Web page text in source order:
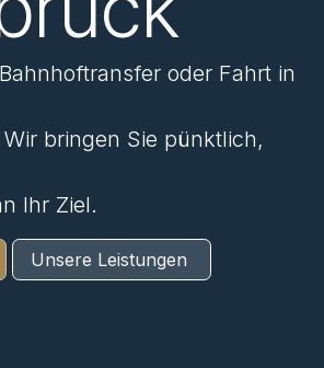
oder Fahrt in
bringen Sie pünktlich,
Ihr Ziel.
Unsere Leistungen